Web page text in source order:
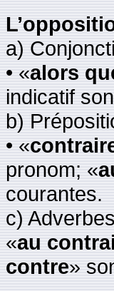
a)
• «alors
indicatif
b)
• «
pronom; «
courantes.
c) Adverbes
«au
contre»